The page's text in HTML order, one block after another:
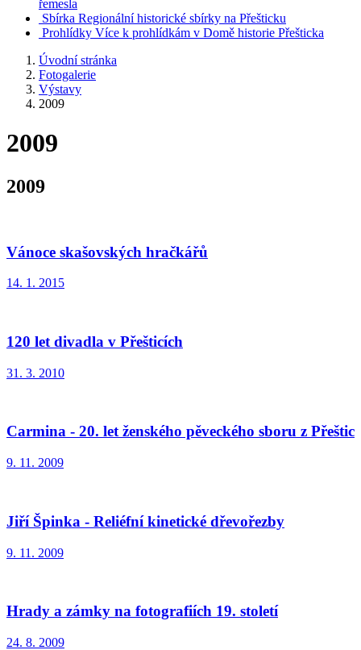
řemesla
Sbírka Regionální historické sbírky na Přešticku
Prohlídky Více k prohlídkám v Domě historie Přešticka
Úvodní stránka
Fotogalerie
Výstavy
2009
2009
2009
Vánoce skašovských hračkářů
14. 1. 2015
120 let divadla v Přešticích
31. 3. 2010
Carmina - 20. let ženského pěveckého sboru z Přeštic
9. 11. 2009
Jiří Špinka - Reliéfní kinetické dřevořezby
9. 11. 2009
Hrady a zámky na fotografiích 19. století
24. 8. 2009